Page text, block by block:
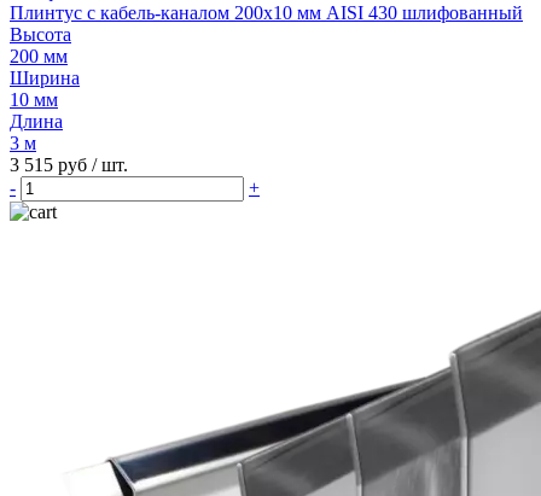
Плинтус с кабель-каналом 200х10 мм AISI 430 шлифованный
Высота
200 мм
Ширина
10 мм
Длина
3 м
3 515 руб / шт.
-
+